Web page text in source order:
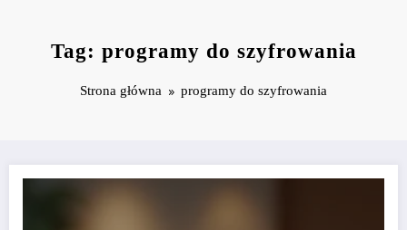
Tag: programy do szyfrowania
Strona główna programy do szyfrowania